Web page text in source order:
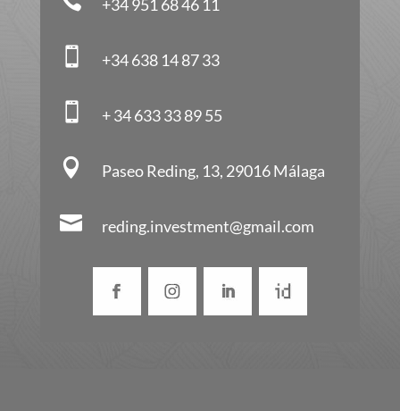
+34 951 68 46 11
 +34 638 14 87 33
 + 34 633 33 89 55
 Paseo Reding, 13, 29016 Málaga
 reding.investment@gmail.com